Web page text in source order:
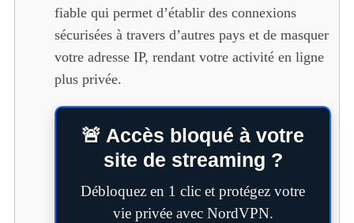
fiable qui permet d’établir des connexions
sécurisées à travers d’autres pays et de masquer
votre adresse IP, rendant votre activité en ligne
plus privée.
🚨 Accès bloqué à votre
site de streaming ?
Débloquez en 1 clic et protégez votre
vie privée avec NordVPN.